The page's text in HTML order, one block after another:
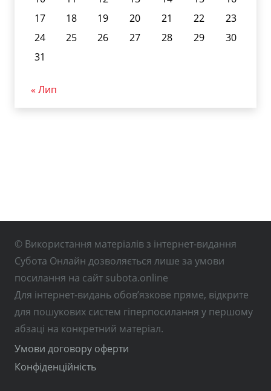
17
18 19 20 21 22
23
24
25 26 27 28 29
30
31
« Лип
© Використання матеріалів з інтернет-видання
Субота Онлайн дозволяється лише за умови
посилання на сайт subota.online
Для інтернет-видань обов’язкове пряме, відкрите
для пошукових систем гіперпосилання у першому
абзаці на конкретний матеріал.
Умови договору оферти
Конфіденційність